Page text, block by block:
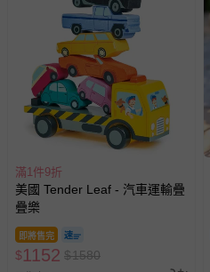
滿1件9折
美國 Tender Leaf - 汽車運輸疊
疊樂
即將售完
$1152 $1580